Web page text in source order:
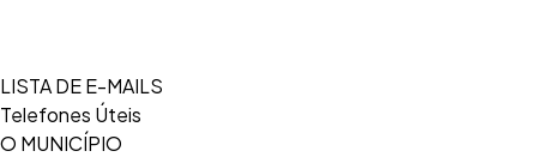
LISTA DE E-MAILS
Telefones Úteis
O MUNICÍPIO